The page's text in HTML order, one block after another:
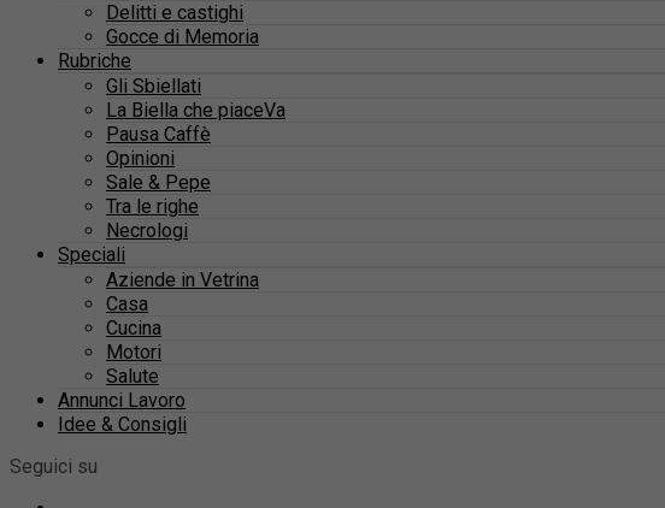
Delitti e castighi
Gocce di Memoria
Rubriche
Gli Sbiellati
La Biella che piaceVa
Pausa Caffè
Opinioni
Sale & Pepe
Tra le righe
Necrologi
Speciali
Aziende in Vetrina
Casa
Cucina
Motori
Salute
Annunci Lavoro
Idee & Consigli
Seguici su